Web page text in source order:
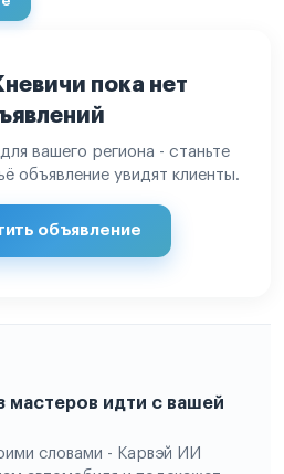
пока нет
вашего региона - станьте
объявление увидят клиенты.
объявление
мастеров идти с вашей
словами - Карвэй ИИ